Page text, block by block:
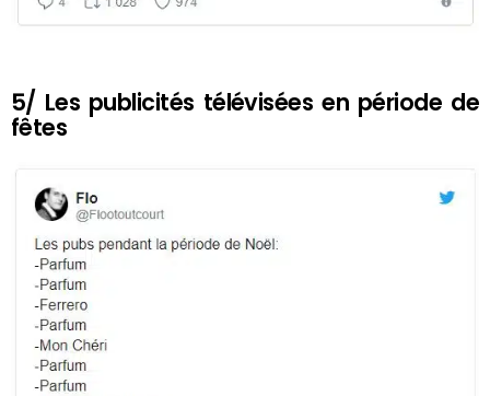
5/ Les publicités télévisées en période de
fêtes